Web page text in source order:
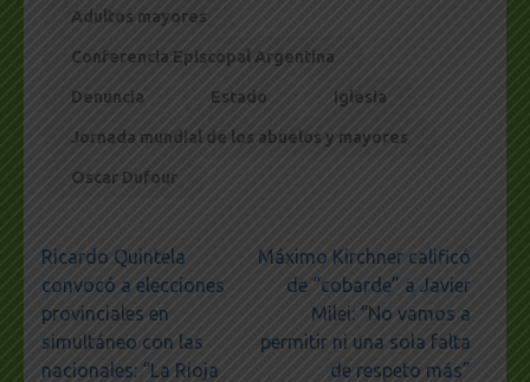
Adultos mayores
Conferencia Episcopal Argentina
Denuncia Estado Iglesia
Jornada mundial de los abuelos y mayores
Oscar Dufour
Navegación
de
entradas
Ricardo Quintela
convocó a elecciones
provinciales en
simultáneo con las
nacionales: “La Rioja
Máximo Kirchner calificó
de “cobarde” a Javier
Milei: “No vamos a
permitir ni una sola falta
de respeto más”